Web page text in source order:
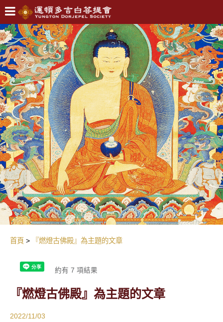
首頁 『燃燈古佛殿』為主題的文章
『燃燈古佛殿』為主題的文章
約有 7 項結果
2022/11/03